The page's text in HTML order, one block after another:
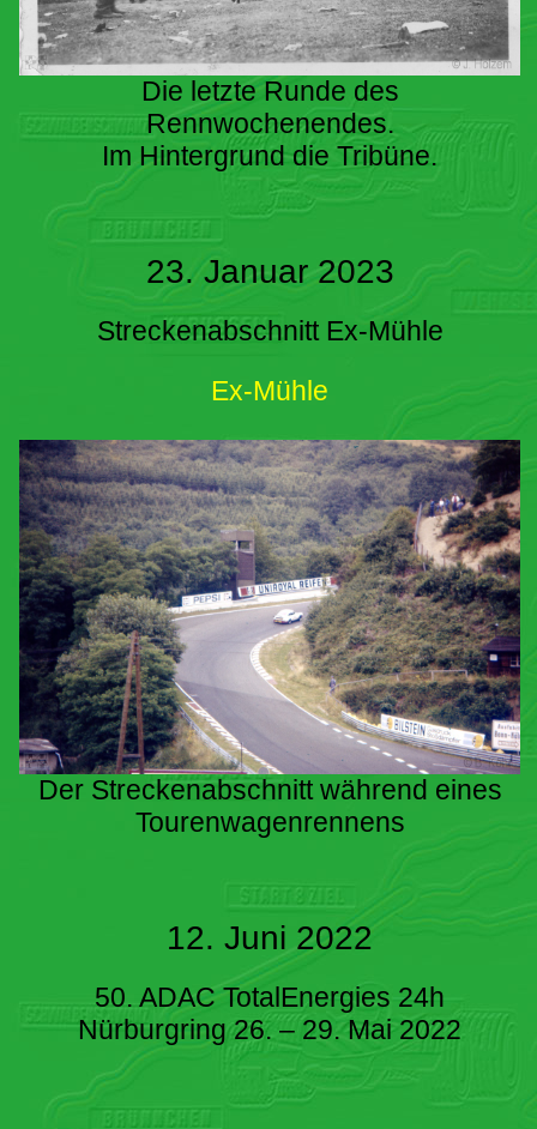
Die letzte Runde des
Rennwochenendes.
Im Hintergrund die Tribüne.
23. Januar 2023
Streckenabschnitt Ex-Mühle
Ex-Mühle
Der Streckenabschnitt während eines
Tourenwagenrennens
12. Juni 2022
50. ADAC TotalEnergies 24h
Nürburgring 26. – 29. Mai 2022